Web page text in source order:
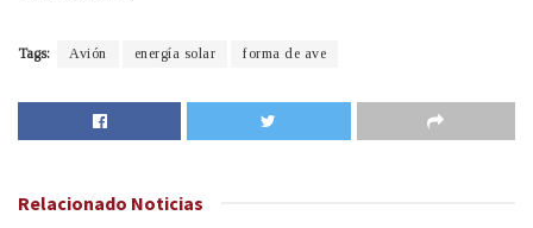
Tags: Avión energía solar forma de ave
Relacionado Noticias